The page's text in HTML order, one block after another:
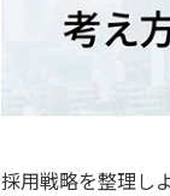
採用戦略を整理し